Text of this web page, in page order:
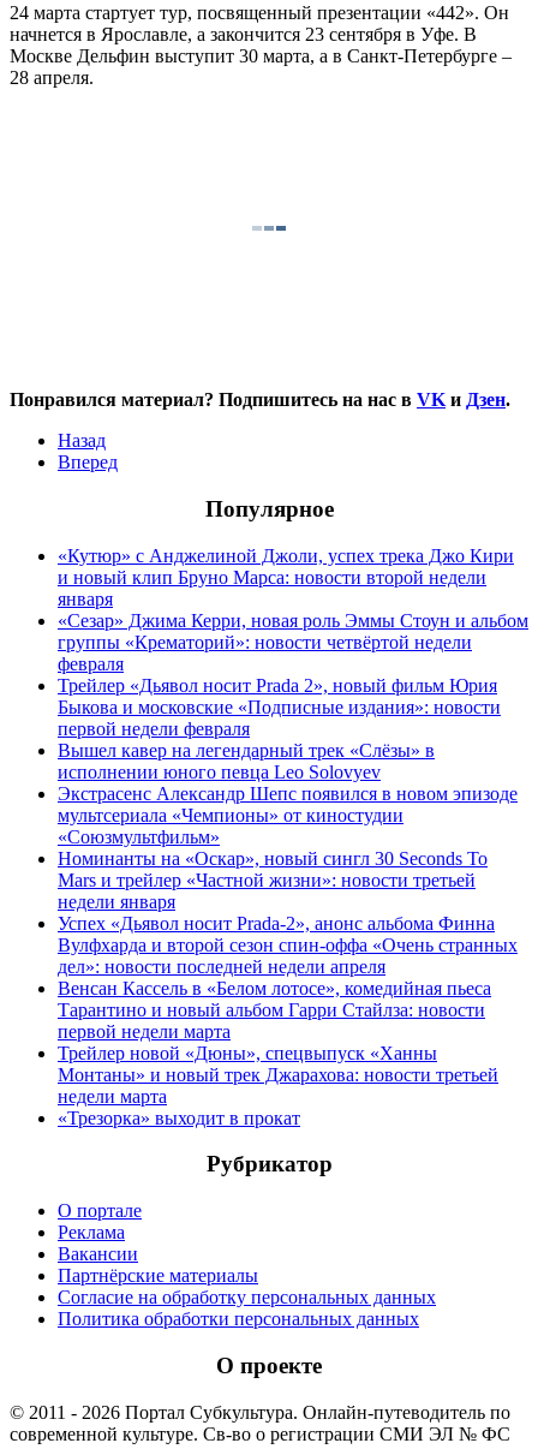
24 марта стартует тур, посвященный презентации «442». Он
начнется в Ярославле, а закончится 23 сентября в Уфе. В
Москве Дельфин выступит 30 марта, а в Санкт-Петербурге –
28 апреля.
Понравился материал? Подпишитесь на нас в VK и Дзен.
Назад
Вперед
Популярное
«Кутюр» с Анджелиной Джоли, успех трека Джо Кири
и новый клип Бруно Марса: новости второй недели
января
«Сезар» Джима Керри, новая роль Эммы Стоун и альбом
группы «Крематорий»: новости четвёртой недели
февраля
Трейлер «Дьявол носит Prada 2», новый фильм Юрия
Быкова и московские «Подписные издания»: новости
первой недели февраля
Вышел кавер на легендарный трек «Слёзы» в
исполнении юного певца Leo Solovyev
Экстрасенс Александр Шепс появился в новом эпизоде
мультсериала «Чемпионы» от киностудии
«Союзмультфильм»
Номинанты на «Оскар», новый сингл 30 Seconds To
Mars и трейлер «Частной жизни»: новости третьей
недели января
Успех «Дьявол носит Prada-2», анонс альбома Финна
Вулфхарда и второй сезон спин-оффа «Очень странных
дел»: новости последней недели апреля
Венсан Кассель в «Белом лотосе», комедийная пьеса
Тарантино и новый альбом Гарри Стайлза: новости
первой недели марта
Трейлер новой «Дюны», спецвыпуск «Ханны
Монтаны» и новый трек Джарахова: новости третьей
недели марта
«Трезорка» выходит в прокат
Рубрикатор
О портале
Реклама
Вакансии
Партнёрские материалы
Согласие на обработку персональных данных
Политика обработки персональных данных
О проекте
© 2011 - 2026 Портал Субкультура. Онлайн-путеводитель по
современной культуре. Св-во о регистрации СМИ ЭЛ № ФС